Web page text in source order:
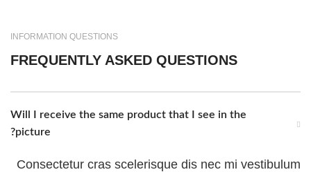
INFORMATION QUESTIONS
FREQUENTLY ASKED QUESTIONS
Will I receive the same product that I see in the
picture?
Consectetur cras scelerisque dis nec mi vestibulum